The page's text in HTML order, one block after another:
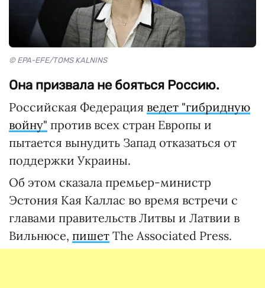
© EPA-EFE/TOMS KALNINS
Она призвала не бояться Россию.
Российская Федерация ведет "гибридную
войну" против всех стран Европы и
пытается вынудить Запад отказаться от
поддержки Украины.
Об этом сказала премьер-министр
Эстония Кая Каллас во время встречи с
главами правительств Литвы и Латвии в
Вильнюсе, пишет The Associated Press.